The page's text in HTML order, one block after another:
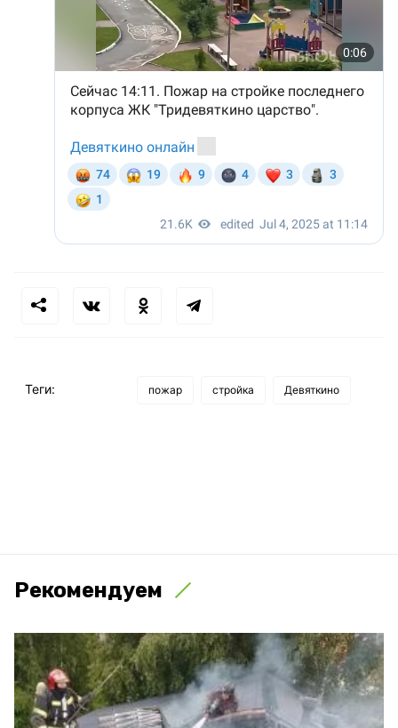
Теги: пожар стройка Девяткино
Рекомендуем